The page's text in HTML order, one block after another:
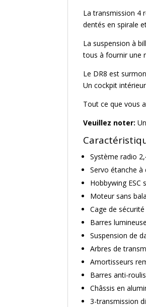
La transmission 4
dentés en spirale
La suspension à
tous à fournir une
Le DR8 est
Un cockpit
Tout ce que vous
Veuillez noter:
Système radio
Servo étanche
Hobbywing ESC
Moteur sans
Cage de
Barres
Suspension de
Arbres de
Amortisseurs
Barres anti-
Châssis en
3-transmission